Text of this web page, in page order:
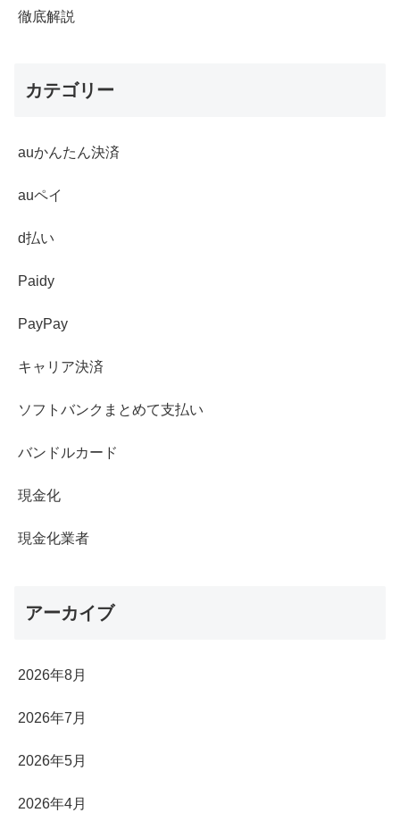
徹底解説
カテゴリー
auかんたん決済
auペイ
d払い
Paidy
PayPay
キャリア決済
ソフトバンクまとめて支払い
バンドルカード
現金化
現金化業者
アーカイブ
2026年8月
2026年7月
2026年5月
2026年4月